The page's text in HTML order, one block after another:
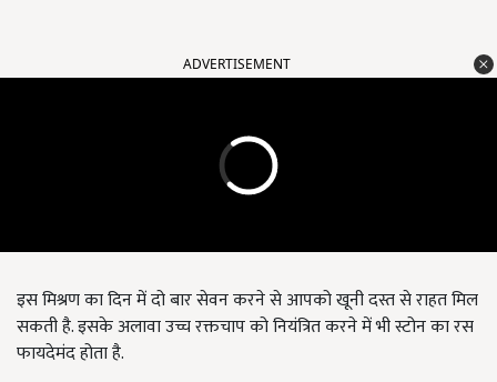
ADVERTISEMENT
इस मिश्रण का दिन में दो बार सेवन करने से आपको खूनी दस्त से राहत मिल
सकती है. इसके अलावा उच्च रक्तचाप को नियंत्रित करने में भी स्टोन का रस
फायदेमंद होता है.